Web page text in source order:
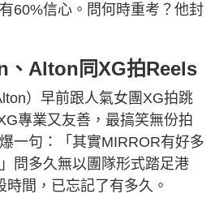
60%信心。問何時重考？他封
、Alton同XG拍Reels
）早前跟人氣女團XG拍跳
專業又友善，最搞笑無份拍
一句：「其實MIRROR有好多
問多久無以團隊形式踏足港
時間，已忘記了有多久。